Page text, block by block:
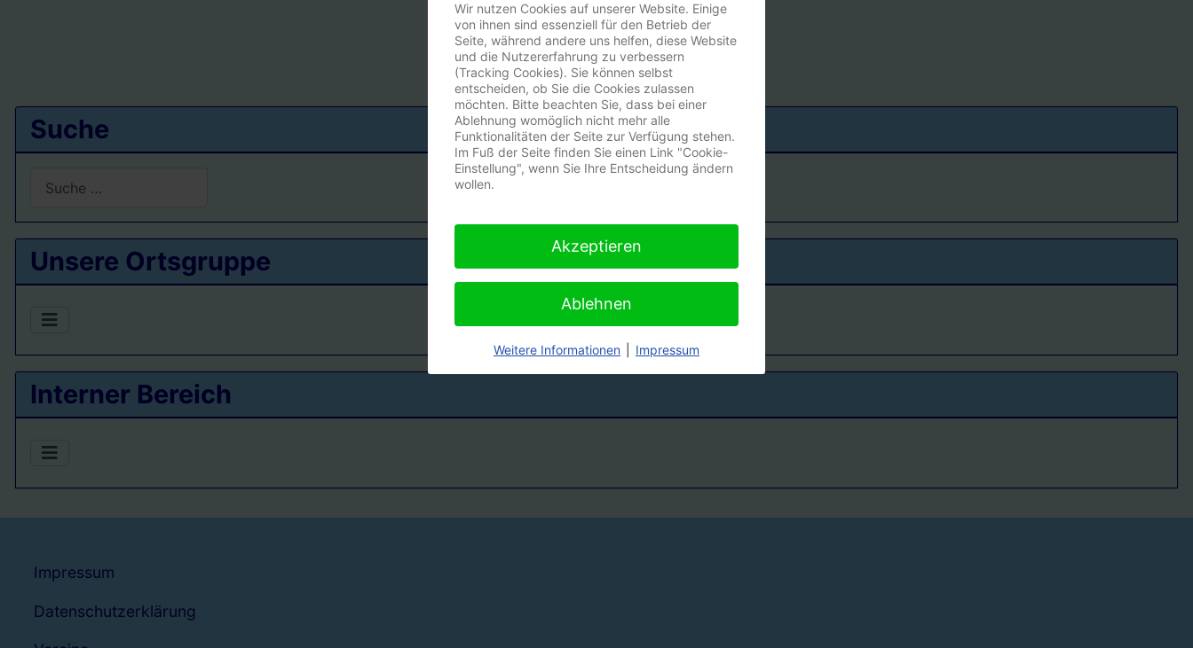
Suche
Type 2 or more characters for results.
Unsere Ortsgruppe
Interner Bereich
Impressum
Datenschutzerklärung
Wir nutzen Cookies auf unserer Website. Einige
von ihnen sind essenziell für den Betrieb der
Seite, während andere uns helfen, diese Website
und die Nutzererfahrung zu verbessern
(Tracking Cookies). Sie können selbst
entscheiden, ob Sie die Cookies zulassen
möchten. Bitte beachten Sie, dass bei einer
Ablehnung womöglich nicht mehr alle
Funktionalitäten der Seite zur Verfügung stehen.
Im Fuß der Seite finden Sie einen Link "Cookie-
Einstellung", wenn Sie Ihre Entscheidung ändern
wollen.
Akzeptieren
Ablehnen
Weitere Informationen Impressum